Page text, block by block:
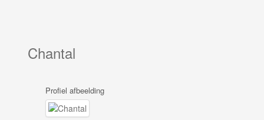
Chantal
Profiel afbeelding